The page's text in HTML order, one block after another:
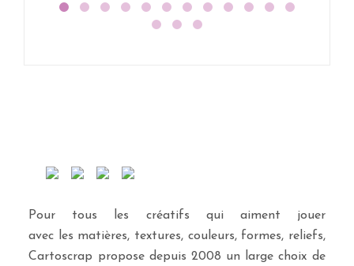
Pour tous les créatifs qui aiment jouer
avec les matières, textures, couleurs, formes, reliefs,
Cartoscrap propose depuis 2008 un large choix de